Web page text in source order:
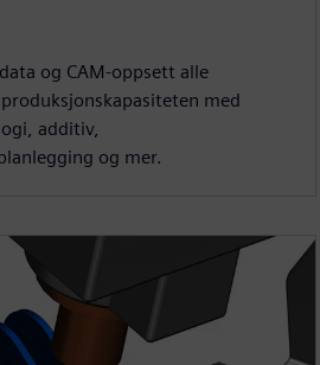
og CAM-oppsett alle
med
additiv,
og mer.